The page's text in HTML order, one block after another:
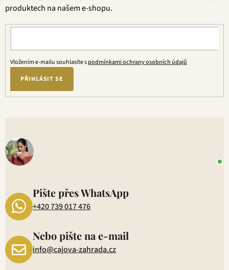
produktech na našem e-shopu.
Vložením e-mailu souhlasíte spodmínkami ochrany osobních údajů
PŘIHLÁSIT SE
Pište přes WhatsApp
+420 739 017 476
Nebo pište na e-mail
info@cajova-zahrada.cz